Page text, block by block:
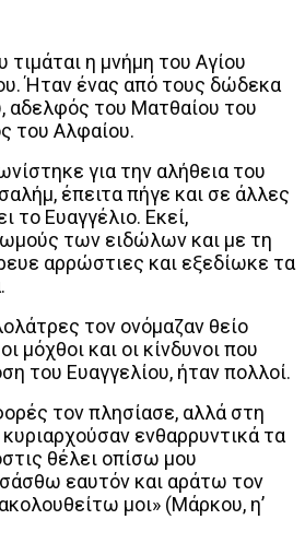
η μνήμη του Αγίου
Ήταν ένας από τους δώδεκα
αδελφός του Ματθαίου του
του Αλφαίου.
για την αλήθεια του
έπειτα πήγε και σε άλλες
το Ευαγγέλιο. Εκεί,
των ειδώλων και με τη
αρρώστιες και εξεδίωκε τα
τον ονόμαζαν θείο
μόχθοι και οι κίνδυνοι που
του Ευαγγελίου, ήταν πολλοί.
τον πλησίασε, αλλά στη
ενθαρρυντικά τα
θέλει οπίσω μου
εαυτόν και αράτω τον
μοι» (Μάρκου, η’